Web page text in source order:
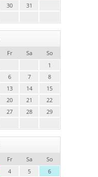
30 31
Fr Sa
So
1
6 7
8
13 14
15
20 21
22
27 28
29
Fr Sa
So
4 5
6